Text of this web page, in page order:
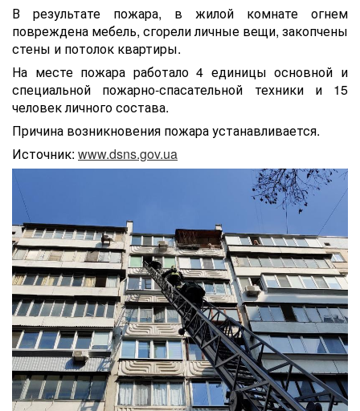
В результате пожара, в жилой комнате огнем
повреждена мебель, сгорели личные вещи, закопчены
стены и потолок квартиры.
На месте пожара работало 4 единицы основной и
специальной пожарно-спасательной техники и 15
человек личного состава.
Причина возникновения пожара устанавливается.
Источник: www.dsns.gov.ua